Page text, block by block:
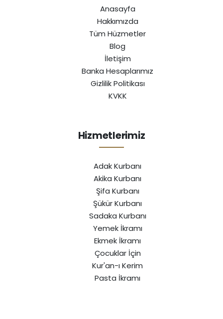
Anasayfa
Hakkımızda
Tüm Hüzmetler
Blog
İletişim
Banka Hesaplarımız
Gizlilik Politikası
KVKK
Hizmetlerimiz
Adak Kurbanı
Akika Kurbanı
Şifa Kurbanı
Şükür Kurbanı
Sadaka Kurbanı
Yemek İkramı
Ekmek İkramı
Çocuklar İçin
Kur'an-ı Kerim
Pasta İkramı